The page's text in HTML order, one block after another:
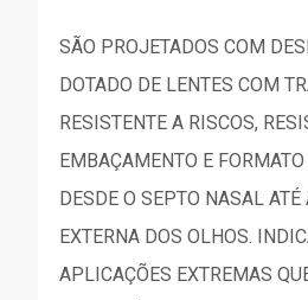
SÃO PROJETADOS COM
DOTADO DE LENTES COM
RESISTENTE A RISCOS,
EMBAÇAMENTO E
DESDE O SEPTO NASAL
EXTERNA DOS OLHOS.
APLICAÇÕES EXTREMAS